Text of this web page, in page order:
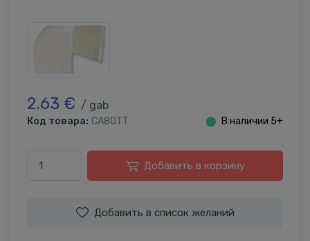
2.63 € / gab
Код товара: CA80TT ⬤ В наличии 5+
Добавить в корзину
Добавить в список желаний